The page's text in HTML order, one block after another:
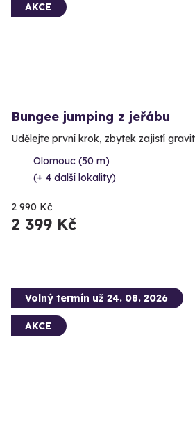
AKCE
Bungee jumping z jeřábu
Udělejte první krok, zbytek zajistí
Olomouc (50 m)
(+ 4 další lokality)
2 990 Kč
2 399 Kč
Volný termín už 24. 08. 2026
AKCE